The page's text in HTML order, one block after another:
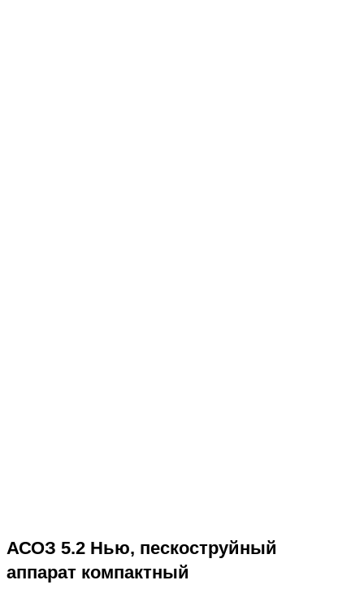
АСОЗ 5.2 Нью, пескоструйный
аппарат компактный